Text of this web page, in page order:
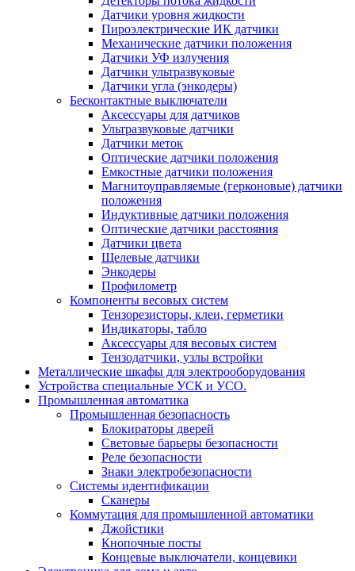
Датчики уровня жидкости
Пироэлектрические ИК датчики
Механические датчики положения
Датчики УФ излучения
Датчики ультразвуковые
Датчики угла (энкодеры)
Бесконтактные выключатели
Аксессуары для датчиков
Ультразвуковые датчики
Датчики меток
Оптические датчики положения
Емкостные датчики положения
Магнитоуправляемые (герконовые) датчики
положения
Индуктивные датчики положения
Оптические датчики расстояния
Датчики цвета
Щелевые датчики
Энкодеры
Профилометр
Компоненты весовых систем
Тензорезисторы, клеи, герметики
Индикаторы, табло
Аксессуары для весовых систем
Тензодатчики, узлы встройки
Металлические шкафы для электрооборудования
Устройства специальные УСК и УСО.
Промышленная автоматика
Промышленная безопасность
Блокираторы дверей
Световые барьеры безопасности
Реле безопасности
Знаки электробезопасности
Системы идентификации
Сканеры
Коммутация для промышленной автоматики
Джойстики
Кнопочные посты
Концевые выключатели, концевики